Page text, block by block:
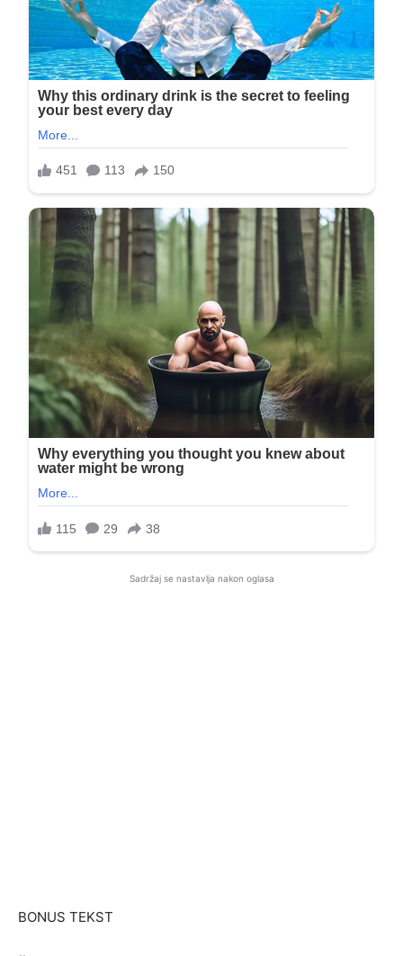
Sadržaj se nastavlja nakon oglasa
BONUS TEKST